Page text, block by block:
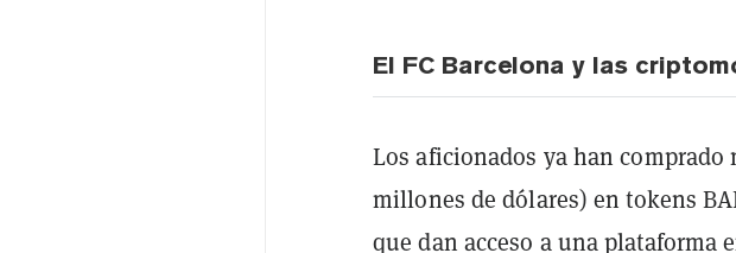
El FC Barcelona y las
Los aficionados ya han
millones de dólares) en tokens
que dan acceso a una plataforma